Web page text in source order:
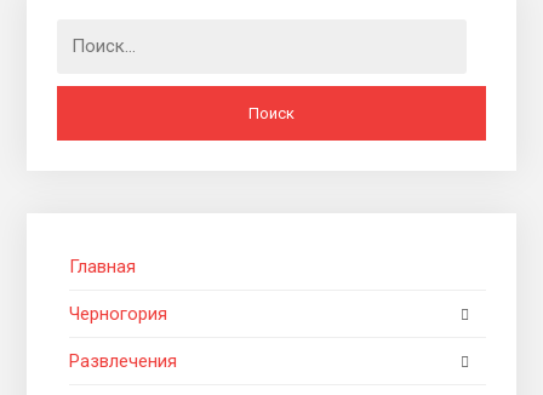
Главная
Черногория
Развлечения